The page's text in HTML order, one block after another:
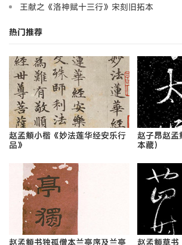
王献之《洛神赋十三行》宋刻旧拓本
热门推荐
赵孟頫小楷《妙法莲华经安乐行
品》
赵子昂赵孟
本藏）
赵孟頫书独孤僧本兰亭序及兰亭
赵孟頫草书